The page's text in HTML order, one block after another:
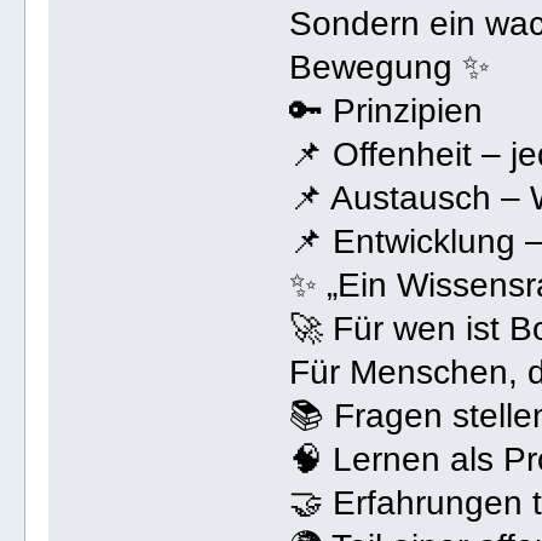
Sondern ein
Bewegung ✨
🔑 Prinzipien
📌 Offenheit –
📌 Austausch –
📌 Entwicklung
✨ „Ein
🚀 Für wen ist
Für Menschen,
📚 Fragen
🧠 Lernen als
🤝 Erfahrungen